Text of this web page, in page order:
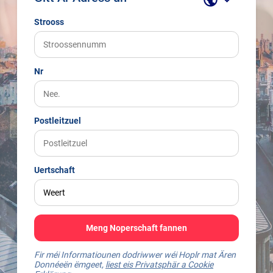
Strooss
Nr
Postleitzuel
Uertschaft
Meng Noperschaft fannen
Fir méi Informatiounen dodriwwer wéi Hoplr mat Ären
Donnéeën ëmgeet, liest eis Privatsphär a Cookie